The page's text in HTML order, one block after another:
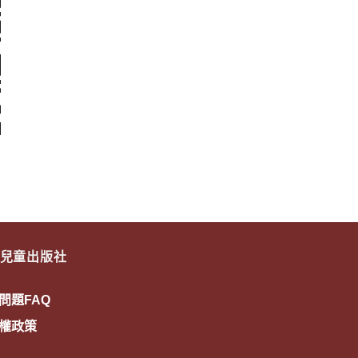
童出版社
題FAQ
政策